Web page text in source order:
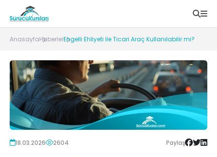
AnasayfaHaberlerEngelli Ehliyeti ile Ticari Araç Kullanılabilir mi?
18.03.2026 2604 Paylaş